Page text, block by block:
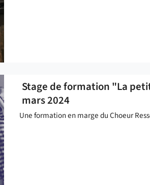
Stage de formation "La
mars 2024
Une formation en marge du Choeur